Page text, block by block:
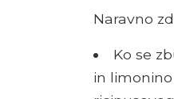
Naravno
Ko se
in